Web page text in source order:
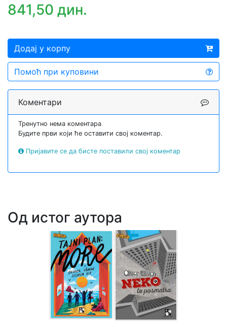
841,50 дин.
Додај у корпу
Помоћ при куповини
Коментари
Тренутно нема коментара
Будите први који ће оставити свој коментар.
Пријавите се да бисте поставили свој коментар
Од истог аутора